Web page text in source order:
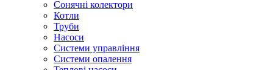
Сонячні колектори
Котли
Труби
Насоси
Системи управління
Системи опалення